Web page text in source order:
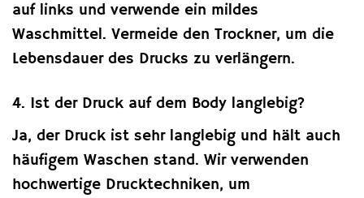
auf links und verwende ein mildes
Waschmittel. Vermeide den Trockner, um die
Lebensdauer des Drucks zu verlängern.
4. Ist der Druck auf dem Body langlebig?
Ja, der Druck ist sehr langlebig und hält auch
häufigem Waschen stand. Wir verwenden
hochwertige Drucktechniken, um